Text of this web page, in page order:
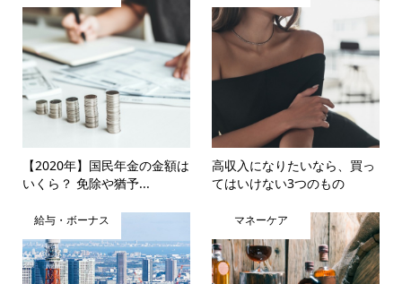
【2020年】国民年金の金額は
いくら？ 免除や猶予...
高収入になりたいなら、買っ
てはいけない3つのもの
給与・ボーナス マネーケア